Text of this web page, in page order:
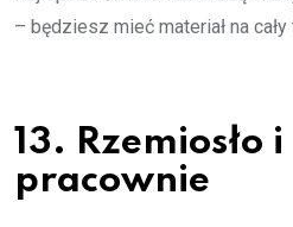
– będziesz mieć materiał na cały
13. Rzemiosło i
pracownie